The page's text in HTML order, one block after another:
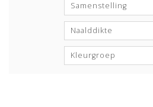
Samenstelling
Naalddikte
Kleurgroep